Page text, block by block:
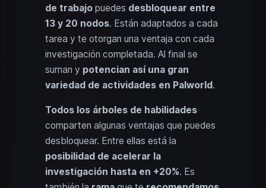
de trabajo puedes desbloquear entre
13 y 20 nodos. Están adaptados a cada
tarea y te otorgan una ventaja con cada
investigación completada. Al final se
suman y potencian así una gran
variedad de actividades en Palworld.
Todos los árboles de habilidades
comparten algunas ventajas que puedes
desbloquear. Entre ellas está la
posibilidad de acelerar la
investigación hasta en +20%. Es